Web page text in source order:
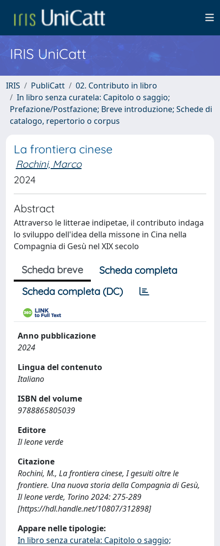
IRIS UniCatt
IRIS PubliCatt
02. Contributo in libro
In libro senza curatela: Capitolo o saggio;
Prefazione/Postfazione; Breve introduzione; Schede di
catalogo, repertorio o corpus
La frontiera cinese
Rochini, Marco
2024
Abstract
Attraverso le litterae indipetae, il contributo indaga
lo sviluppo dell'idea della missone in Cina nella
Compagnia di Gesù nel XIX secolo
Scheda breve
Scheda completa
Scheda completa (DC)
Anno pubblicazione
2024
Lingua del contenuto
Italiano
ISBN del volume
9788865805039
Editore
Il leone verde
Citazione
Rochini, M., La frontiera cinese, I gesuiti oltre le
frontiere. Una nuova storia della Compagnia di Gesù,
Il leone verde, Torino 2024: 275-289
[https://hdl.handle.net/10807/312898]
Appare nelle tipologie:
In libro senza curatela: Capitolo o saggio;